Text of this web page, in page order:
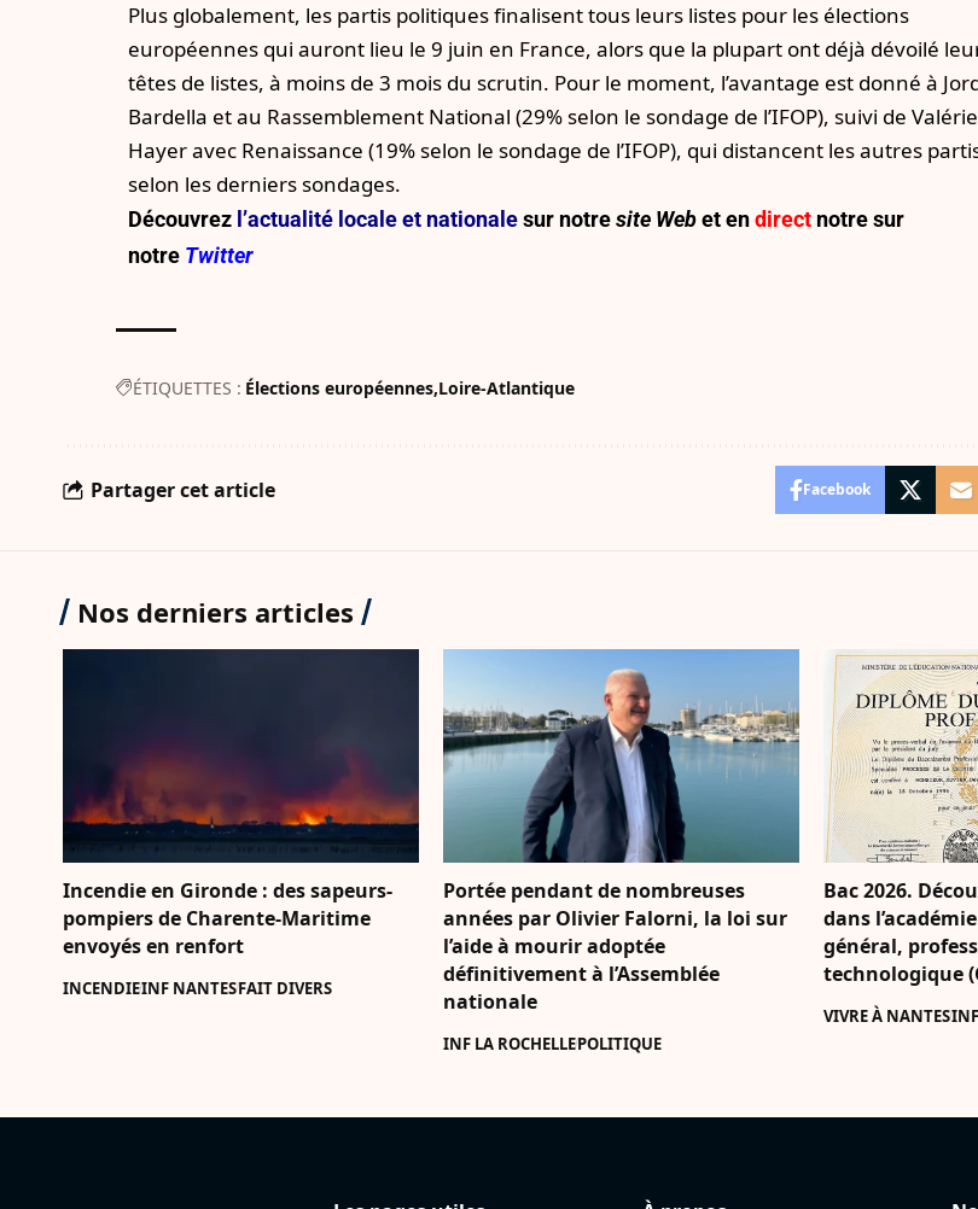
Plus globalement, les partis politiques finalisent tous leurs listes pour les élections
européennes qui auront lieu le 9 juin en France, alors que la plupart ont déjà dévoilé
têtes de listes, à moins de 3 mois du scrutin. Pour le moment, l’avantage est donné à
Bardella et au Rassemblement National (29% selon le sondage de l’IFOP), suivi de Valérie
Hayer avec Renaissance(19% selon le sondage de l’IFOP), qui distancent les autres
selon les derniers sondages.
Découvrez l’actualité locale et nationalesur notresite Webet endirect notre sur
notre Twitter
ÉTIQUETTES : Élections européennes Loire-Atlantique
Partager cet article Facebook
Nos derniers articles
Incendie en Gironde : des sapeurs-
pompiers de Charente-Maritime
envoyés en renfort
INCENDIEINF NANTESFAIT DIVERS
Portée pendant de nombreuses
années par Olivier Falorni, la loi sur
l’aide à mourir adoptée
définitivement à l’Assemblée
nationale
INF LA ROCHELLEPOLITIQUE
Bac 2026.
dans
général,
technologique
VIVRE À NANTES